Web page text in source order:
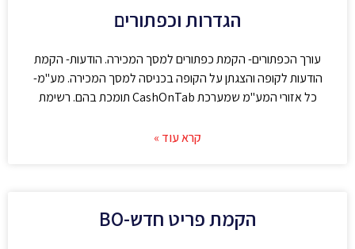
הגדרות וכפתורים
עורך הכפתורים- הקמת כפתורים למסך המכירה. הודעות- הקמת
הודעות לקופה והצגתן על הקופה בכניסה למסך המכירה. מע"מ-
כל אזורי המע"מ שמערכת CashOnTab תומכת בהם. רשימת
קרא עוד »
הקמת פריט חדש-BO